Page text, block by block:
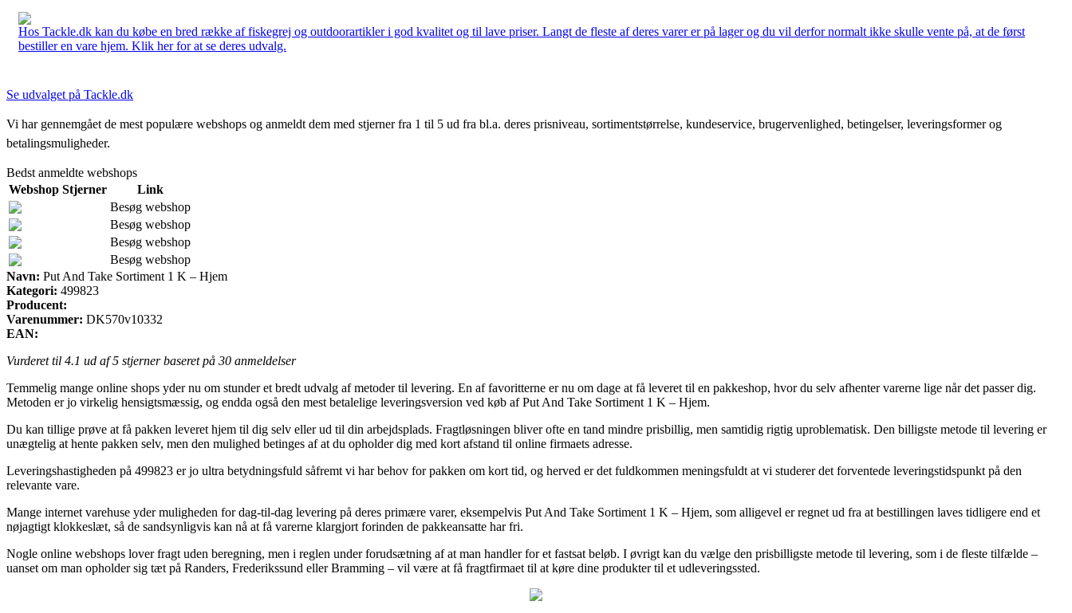
Hos Tackle.dk kan du købe en bred række af fiskegrej og outdoorartikler i god kvalitet og til lave priser. Langt de fleste af deres varer er på lager og du vil derfor normalt ikke skulle vente på, at de først
bestiller en vare hjem. Klik her for at se deres udvalg.
Se udvalget på Tackle.dk
Vi har gennemgået de mest populære webshops og anmeldt dem med stjerner fra 1 til 5 ud fra bl.a. deres prisniveau, sortimentstørrelse, kundeservice, brugervenlighed, betingelser, leveringsformer og
betalingsmuligheder.
Bedst anmeldte webshops
Webshop Stjerner
Link
Besøg webshop
Besøg webshop
Besøg webshop
Besøg webshop
Navn: Put And Take Sortiment 1 K – Hjem
Kategori: 499823
Producent:
Varenummer: DK570v10332
EAN:
Vurderet til 4.1 ud af 5 stjerner baseret på 30 anmeldelser
Temmelig mange online shops yder nu om stunder et bredt udvalg af metoder til levering. En af favoritterne er nu om dage at få leveret til en pakkeshop, hvor du selv afhenter varerne lige når det passer dig.
Metoden er jo virkelig hensigtsmæssig, og endda også den mest betalelige leveringsversion ved køb af Put And Take Sortiment 1 K – Hjem.
Du kan tillige prøve at få pakken leveret hjem til dig selv eller ud til din arbejdsplads. Fragtløsningen bliver ofte en tand mindre prisbillig, men samtidig rigtig uproblematisk. Den billigste metode til levering er
unægtelig at hente pakken selv, men den mulighed betinges af at du opholder dig med kort afstand til online firmaets adresse.
Leveringshastigheden på 499823 er jo ultra betydningsfuld såfremt vi har behov for pakken om kort tid, og herved er det fuldkommen meningsfuldt at vi studerer det forventede leveringstidspunkt på den
relevante vare.
Mange internet varehuse yder muligheden for dag-til-dag levering på deres primære varer, eksempelvis Put And Take Sortiment 1 K – Hjem, som alligevel er regnet ud fra at bestillingen laves tidligere end et
nøjagtigt klokkeslæt, så de sandsynligvis kan nå at få varerne klargjort forinden de pakkeansatte har fri.
Nogle online webshops lover fragt uden beregning, men i reglen under forudsætning af at man handler for et fastsat beløb. I øvrigt kan du vælge den prisbilligste metode til levering, som i de fleste tilfælde –
uanset om man opholder sig tæt på Randers, Frederikssund eller Bramming – vil være at få fragtfirmaet til at køre dine produkter til et udleveringssted.